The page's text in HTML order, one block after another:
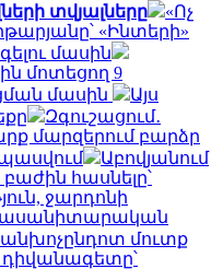
տվյալները
«Ոչ
«Ինտերի»
մասին
մոտեցող 9
մասին
Այս
Զգուշացում․
մարզերում բարձր
Աբովյանում
հասնելը՝
ջարդոնի
անխոչընդոտ մուտք